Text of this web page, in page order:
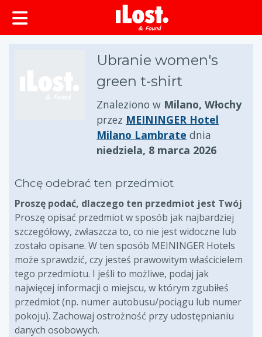
zawartości
Ubranie women's
green t-shirt
Znaleziono w Milano, Włochy
przez MEININGER Hotel
Milano Lambrate dnia
niedziela, 8 marca 2026
Chcę odebrać ten przedmiot
Proszę podać, dlaczego ten przedmiot jest Twój
Proszę opisać przedmiot w sposób jak najbardziej
szczegółowy, zwłaszcza to, co nie jest widoczne lub
zostało opisane. W ten sposób MEININGER Hotels
może sprawdzić, czy jesteś prawowitym właścicielem
tego przedmiotu. I jeśli to możliwe, podaj jak
najwięcej informacji o miejscu, w którym zgubiłeś
przedmiot (np. numer autobusu/pociągu lub numer
pokoju). Zachowaj ostrożność przy udostępnianiu
danych osobowych.